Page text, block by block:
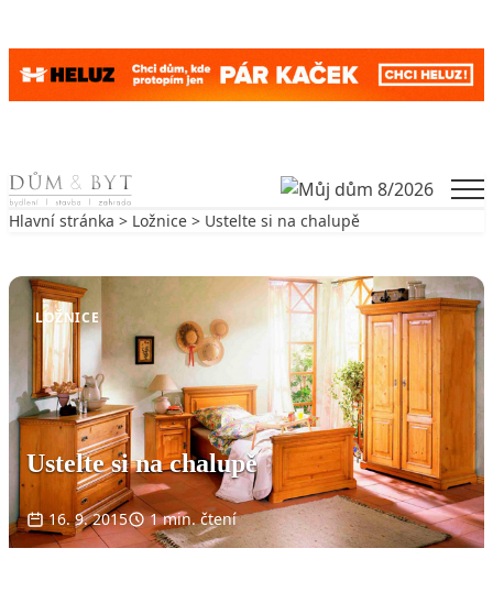
Skip to content
Hlavní stránka > Ložnice > Ustelte si na chalupě
LOŽNICE
Ustelte si na chalupě
16. 9. 2015 1 min. čtení